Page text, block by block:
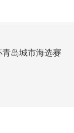
岛城市海选赛